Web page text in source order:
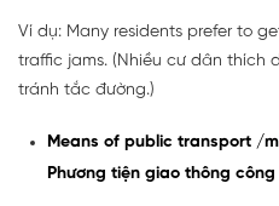
Ví dụ: Many residents prefer to
traffic jams. (Nhiều cư dân thích
tránh tắc đường.)
Means of public transport /
Phương tiện giao thông công